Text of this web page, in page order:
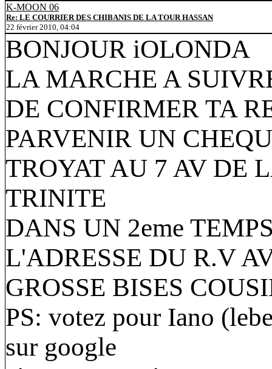
K-MOON 06
Re: LE COURRIER DES CHIBANIS DE LA TOUR HASSAN
22 février 2010, 04:04
BONJOUR iOLONDA
LA MARCHE A
DE CONFIRMER TA
PARVENIR UN
TROYAT AU 7 AV DE
TRINITE
DANS UN 2eme
L'ADRESSE DU R.V
GROSSE BISES
PS: votez pour Iano
sur google